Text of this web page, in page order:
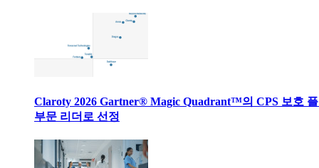
Claroty 2026 Gartner® Magic Quadrant™의 CPS 보호
부문 리더로 선정